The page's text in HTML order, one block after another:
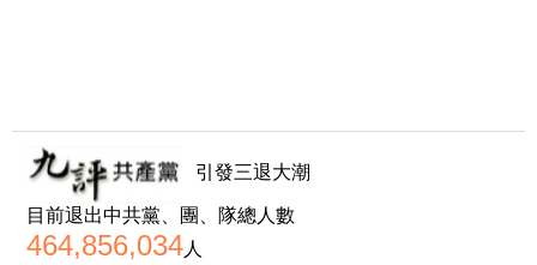
引發三退大潮
目前退出中共黨、團、隊總人數
464,856,034人